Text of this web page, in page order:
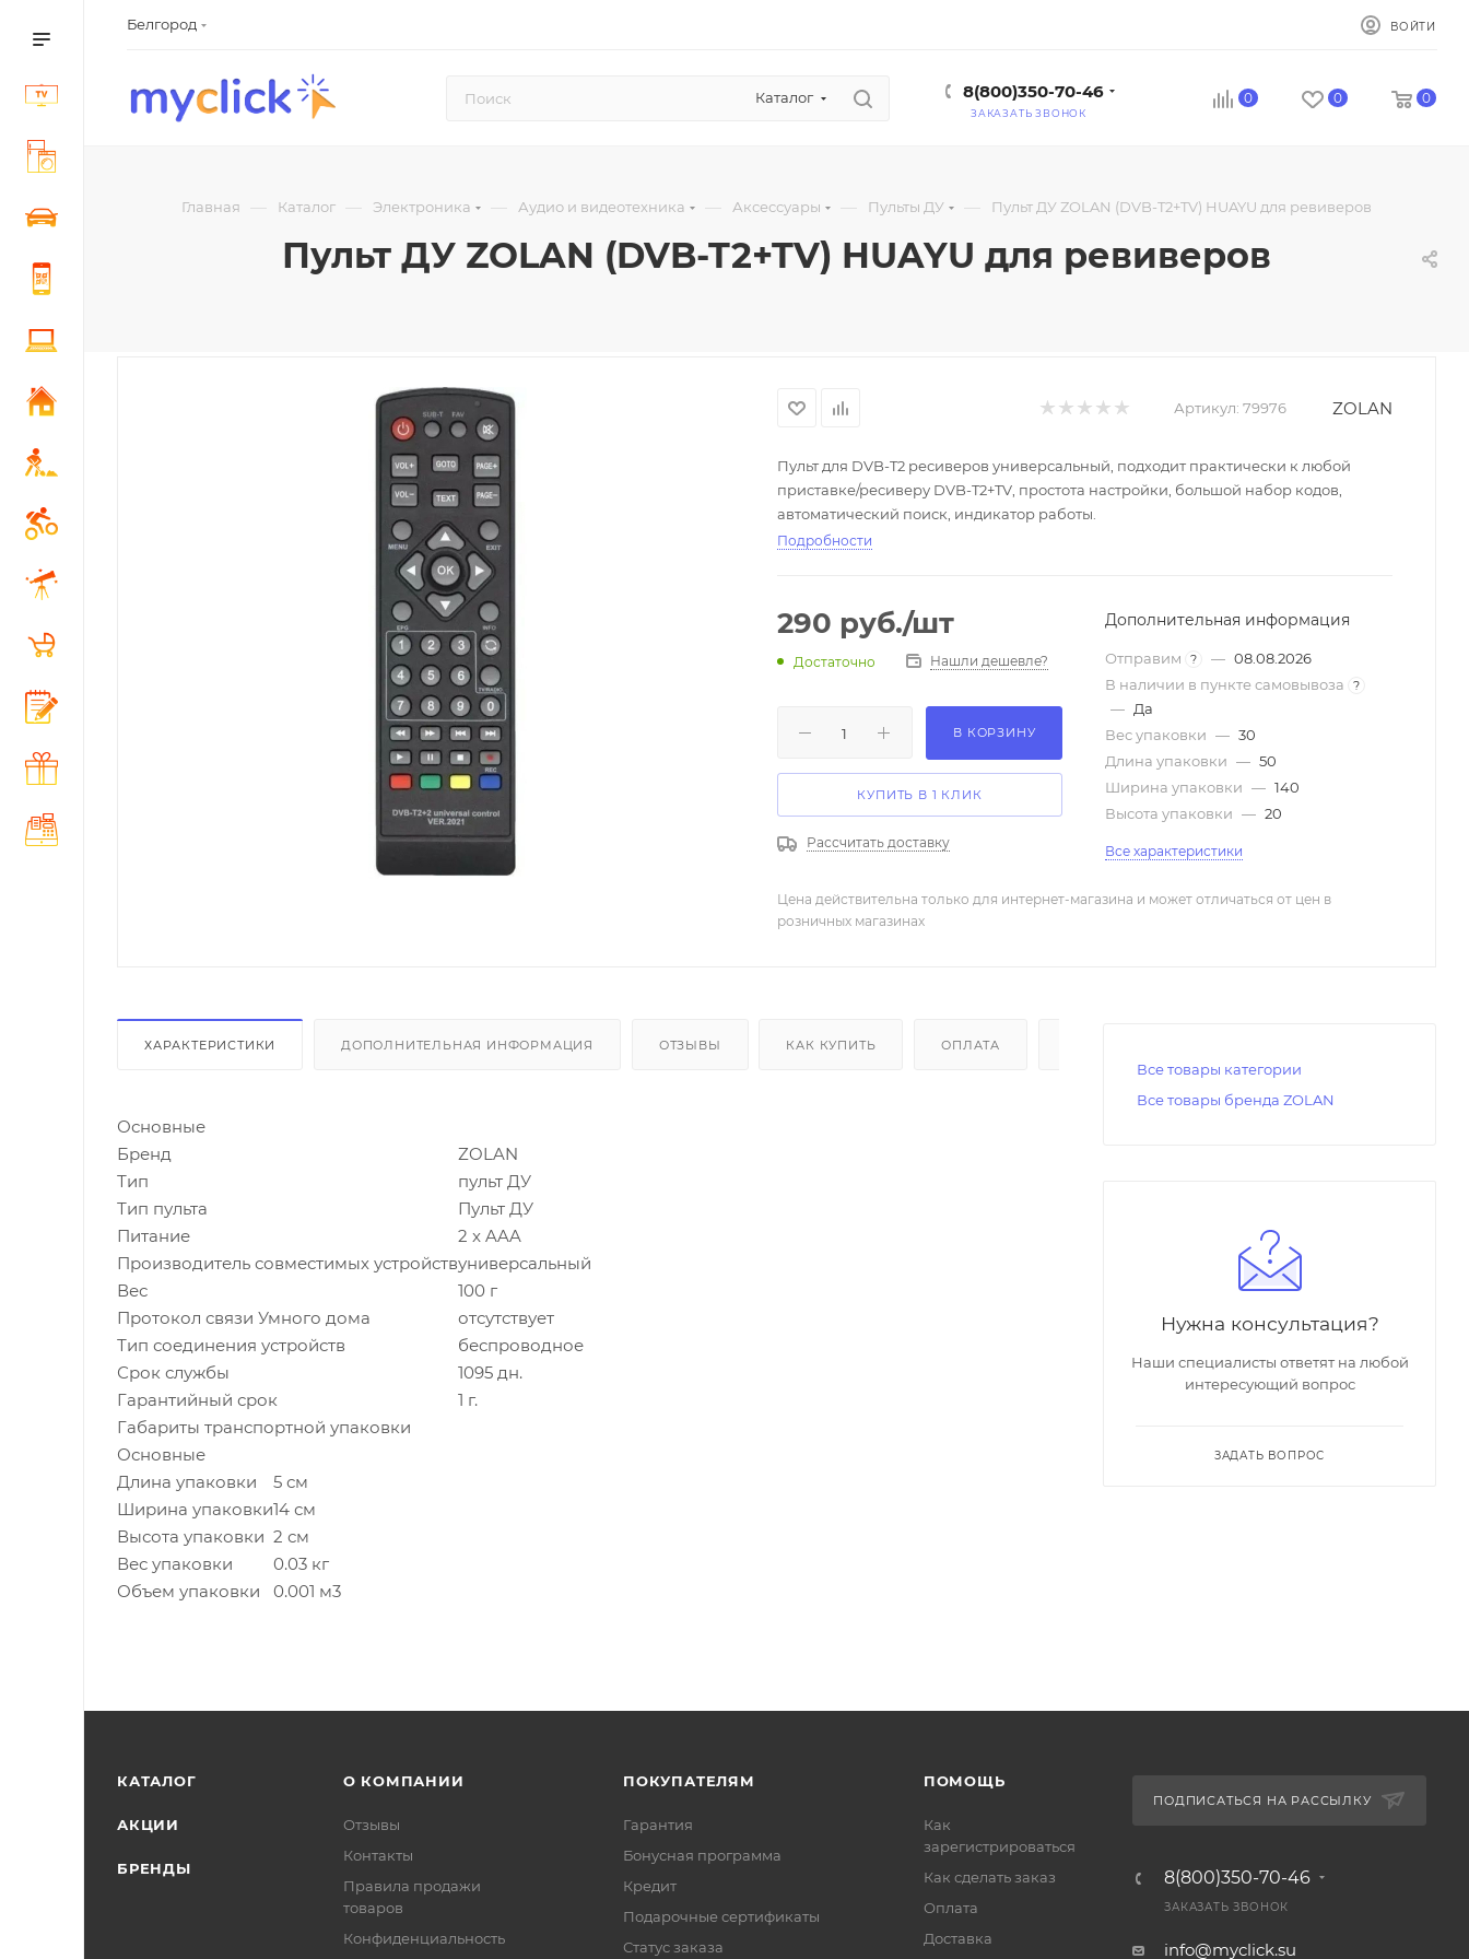
Белгород ВОЙТИ
Каталог 8(800)350-70-46
ЗАКАЗАТЬ ЗВОНОК
0 0 0
Главная — Каталог — Электроника — Аудио и видеотехника — Аксессуары — Пульты ДУ — Пульт ДУ ZOLAN (DVB-T2+TV) HUAYU для ревиверов
Пульт ДУ ZOLAN (DVB-T2+TV) HUAYU для ревиверов
Артикул: 79976 ZOLAN
Пульт для DVB-T2 ресиверов универсальный, подходит практически к любой
приставке/ресиверу DVB-T2+TV, простота настройки, большой набор кодов,
автоматический поиск, индикатор работы.
Подробности
290 руб./шт
Достаточно Нашли дешевле?
В КОРЗИНУ
КУПИТЬ В 1 КЛИК
Рассчитать доставку
Дополнительная информация
Отправим ? — 08.08.2026
В наличии в пункте самовывоза
?
— Да
Вес упаковки — 30
Длина упаковки — 50
Ширина упаковки — 140
Высота упаковки — 20
Все характеристики
Цена действительна только для интернет-магазина и может отличаться от цен в
розничных магазинах
ХАРАКТЕРИСТИКИ ДОПОЛНИТЕЛЬНАЯ ИНФОРМАЦИЯ ОТЗЫВЫ КАК КУПИТЬ ОПЛАТА
Основные
Бренд
ZOLAN
Тип
пульт ДУ
Тип пульта
Пульт ДУ
Питание
2 x AAA
Производитель совместимых устройствуниверсальный
Вес
100 г
Протокол связи Умного дома
отсутствует
Тип соединения устройств
беспроводное
Срок службы
1095 дн.
Гарантийный срок
1 г.
Габариты транспортной упаковки
Основные
Длина упаковки
5 см
Ширина упаковки14 см
Высота упаковки 2 см
Вес упаковки
0.03 кг
Объем упаковки
0.001 м3
Все товары категории
Все товары бренда ZOLAN
Нужна консультация?
Наши специалисты ответят на любой
интересующий вопрос
ЗАДАТЬ ВОПРОС
КАТАЛОГ
АКЦИИ
БРЕНДЫ
О КОМПАНИИ
Отзывы
Контакты
Правила продажи
товаров
Конфиденциальность
ПОКУПАТЕЛЯМ
Гарантия
Бонусная программа
Кредит
Подарочные сертификаты
Статус заказа
ПОМОЩЬ
Как
зарегистрироваться
Как сделать заказ
Оплата
Доставка
ПОДПИСАТЬСЯ НА РАССЫЛКУ
8(800)350-70-46
ЗАКАЗАТЬ ЗВОНОК
info@myclick.su